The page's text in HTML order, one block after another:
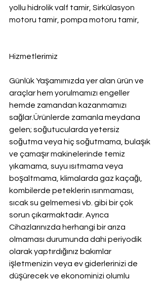
yollu hidrolik valf tamir, Sirkülasyon
motoru tamir, pompa motoru tamir,
Hizmetlerimiz
Günlük Yaşamımızda yer alan ürün ve
araçlar hem yorulmamızı engeller
hemde zamandan kazanmamızı
sağlar.Ürünlerde zamanla meydana
gelen; soğutucularda yetersiz
soğutma veya hiç soğutmama, bulaşık
ve çamaşır makinelerinde temiz
yıkamama, suyu ısıtmama veya
boşaltmama, klimalarda gaz kaçağı,
kombilerde peteklerin ısınmaması,
sıcak su gelmemesi vb. gibi bir çok
sorun çıkarmaktadır. Ayrıca
Cihazlarınızda herhangi bir arıza
olmaması durumunda dahi periyodik
olarak yaptırdığınız bakımlar
işletmenizin veya ev giderlerinizi de
düşürecek ve ekonominizi olumlu